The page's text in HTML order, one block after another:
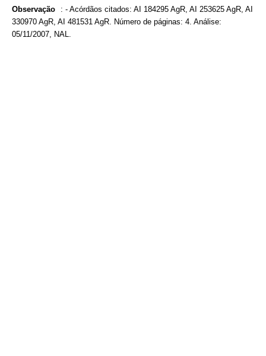
Observação : - Acórdãos citados: AI 184295 AgR, AI 253625 AgR, AI
330970 AgR, AI 481531 AgR. Número de páginas: 4. Análise:
05/11/2007, NAL.